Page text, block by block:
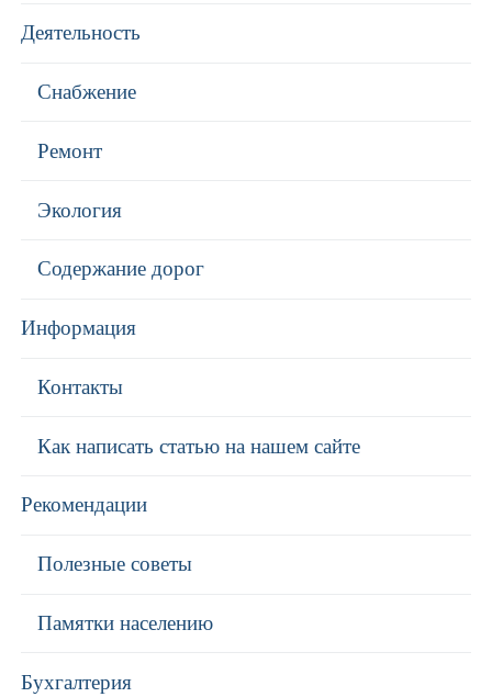
Деятельность
Снабжение
Ремонт
Экология
Содержание дорог
Информация
Контакты
Как написать статью на нашем сайте
Рекомендации
Полезные советы
Памятки населению
Бухгалтерия